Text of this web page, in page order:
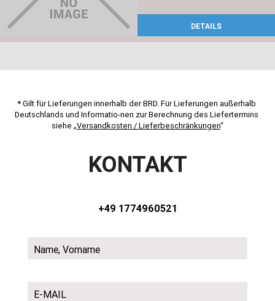
DETAILS
* Gilt für Lieferungen innerhalb der BRD. Für Lieferungen außerhalb
Deutschlands und Informatio-nen zur Berechnung des Liefertermins
siehe „Versandkosten / Lieferbeschränkungen“
KONTAKT
+49 1774960521
Name, Vorname
E-MAIL